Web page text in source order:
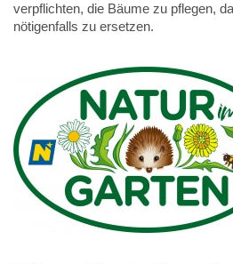
verpflichten, die Bäume zu pflegen,
nötigenfalls zu ersetzen.